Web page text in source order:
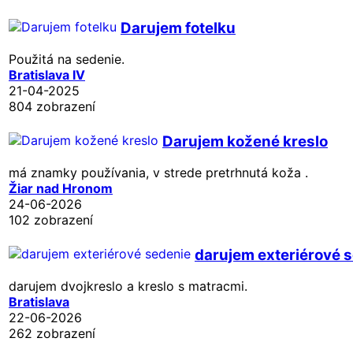
Darujem fotelku
Použitá na sedenie.
Bratislava IV
21-04-2025
804 zobrazení
Darujem kožené kreslo
má znamky používania, v strede pretrhnutá koža .
Žiar nad Hronom
24-06-2026
102 zobrazení
darujem exteriérové
darujem dvojkreslo a kreslo s matracmi.
Bratislava
22-06-2026
262 zobrazení